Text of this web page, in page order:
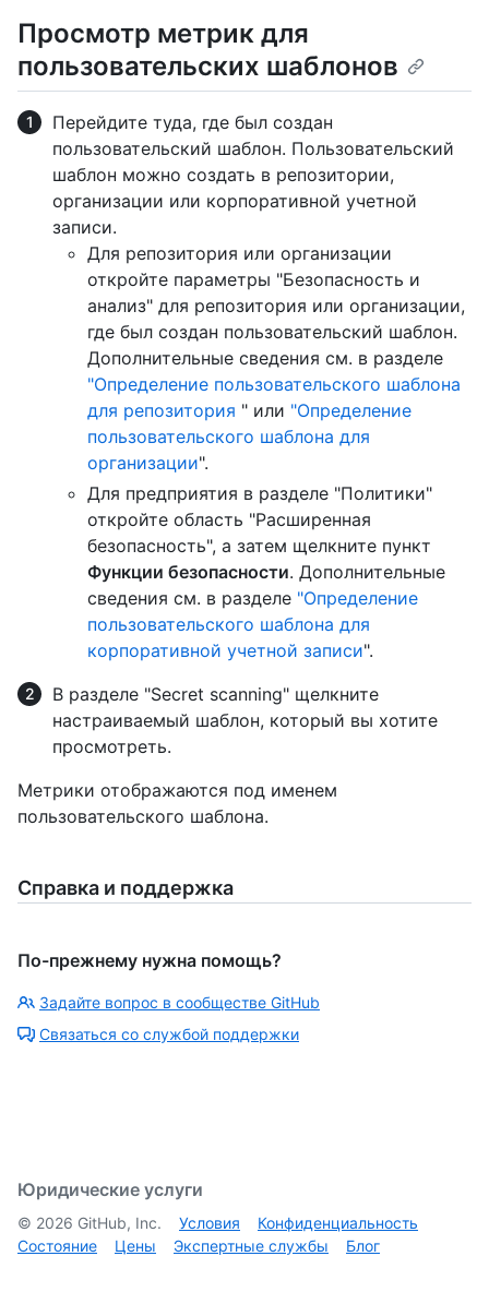
Просмотр метрик для
пользовательских шаблонов
Перейдите туда, где был создан
пользовательский шаблон. Пользовательский
шаблон можно создать в репозитории,
организации или корпоративной учетной
записи.
Для репозитория или организации
откройте параметры "Безопасность и
анализ" для репозитория или организации,
где был создан пользовательский шаблон.
Дополнительные сведения см. в разделе
"Определение пользовательского шаблона
для репозитория " или "Определение
пользовательского шаблона для
организации".
Для предприятия в разделе "Политики"
откройте область "Расширенная
безопасность", а затем щелкните пункт
Функции безопасности. Дополнительные
сведения см. в разделе "Определение
пользовательского шаблона для
корпоративной учетной записи".
В разделе "Secret scanning" щелкните
настраиваемый шаблон, который вы хотите
просмотреть.
Метрики отображаются под именем
пользовательского шаблона.
Справка и поддержка
По-прежнему нужна помощь?
Задайте вопрос в сообществе GitHub
Связаться со службой поддержки
Юридические услуги
© 2026 GitHub, Inc. Условия
Конфиденциальность
Состояние
Цены Экспертные службы Блог